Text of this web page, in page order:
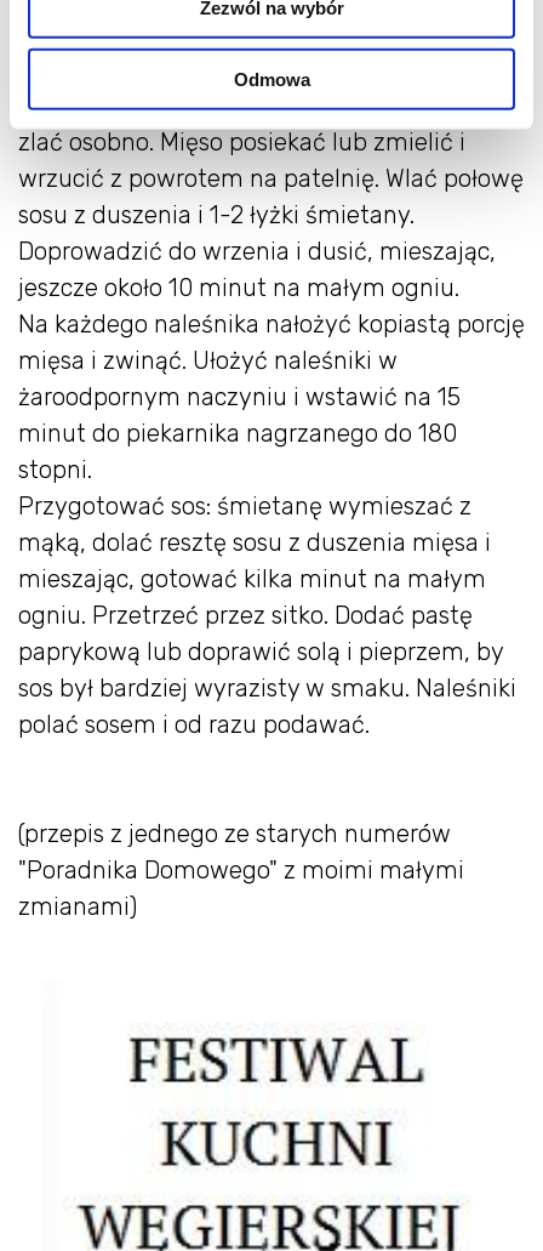
Zezwól na wybór
Odmowa
kostkę. Dodać do mięsa na mniej więcej 15
minut przed końcem gotowania.
Miękkie mięso wyjąć łyżką cedzakową, a sos
zlać osobno. Mięso posiekać lub zmielić i
wrzucić z powrotem na patelnię. Wlać połowę
sosu z duszenia i 1-2 łyżki śmietany.
Doprowadzić do wrzenia i dusić, mieszając,
jeszcze około 10 minut na małym ogniu.
Na każdego naleśnika nałożyć kopiastą porcję
mięsa i zwinąć. Ułożyć naleśniki w
żaroodpornym naczyniu i wstawić na 15
minut do piekarnika nagrzanego do 180
stopni.
Przygotować sos: śmietanę wymieszać z
mąką, dolać resztę sosu z duszenia mięsa i
mieszając, gotować kilka minut na małym
ogniu. Przetrzeć przez sitko. Dodać pastę
paprykową lub doprawić solą i pieprzem, by
sos był bardziej wyrazisty w smaku. Naleśniki
polać sosem i od razu podawać.
(przepis z jednego ze starych numerów
"Poradnika Domowego" z moimi małymi
zmianami)